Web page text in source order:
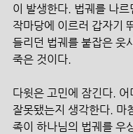
이 발생한다. 법궤를 나
작마당에 이르러 갑자기
들리던 법궤를 붙잡은 웃
죽은 것이다.
다윗은 고민에 잠긴다. 어
잘못됐는지 생각한다. 마
족이 하나님의 법궤를 우